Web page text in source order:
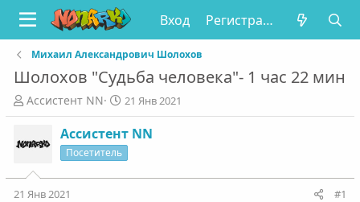
Вход Регистрация
Михаил Александрович Шолохов
Шолохов "Судьба человека"- 1 час 22 мин
А
в
о
т
е
Ассистент NN
Д
а
т
а
н
а
21 Янв 2021
Ассистент NN
Посетитель
21 Янв 2021 #1